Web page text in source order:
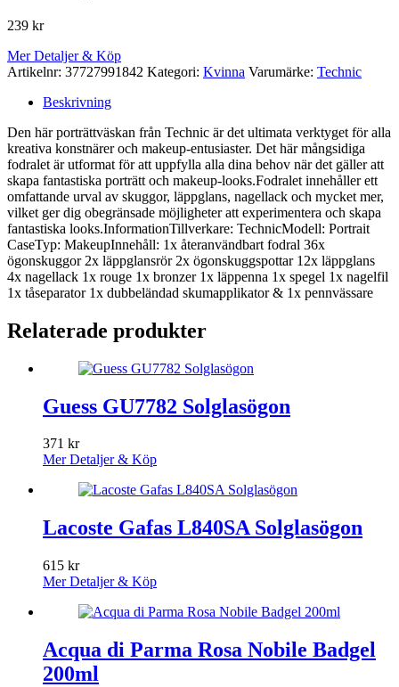
239 kr
Mer Detaljer & Köp
Artikelnr: 37727991842 Kategori: Kvinna Varumärke: Technic
Beskrivning
Den här porträttväskan från Technic är det ultimata verktyget för alla
kreativa konstnärer och makeup-entusiaster. Det här mångsidiga
fodralet är utformat för att uppfylla alla dina behov när det gäller att
skapa fantastiska porträtt och makeup-looks.Fodralet innehåller ett
omfattande urval av skuggor, läppglans, nagellack och mycket mer,
vilket ger dig obegränsade möjligheter att experimentera och skapa
fantastiska looks.InformationTillverkare: TechnicModell: Portrait
CaseTyp: MakeupInnehåll: 1x återanvändbart fodral 36x
ögonskuggor 2x läppglansrör 2x ögonskuggspottar 12x läppglans
4x nagellack 1x rouge 1x bronzer 1x läppenna 1x spegel 1x nagelfil
1x tåseparator 1x dubbeländad skumapplikator & 1x pennvässare
Relaterade produkter
Guess GU7782 Solglasögon
371 kr
Mer Detaljer & Köp
Lacoste Gafas L840SA Solglasögon
615 kr
Mer Detaljer & Köp
Acqua di Parma Rosa Nobile Badgel
200ml